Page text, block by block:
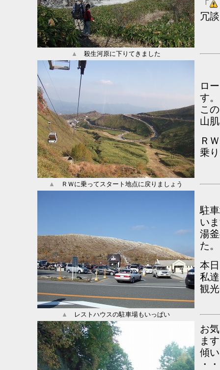
「
冗
▲ 殺生河原に下りてきました
ロ
す。
こ
山
Ｒ
乗
▲ ＲＷに乗ってスタート地点に戻りましょう
駐
い
湯
た。
本
私
観
▲ レストハウスの駐車場もいっぱい
お
ま
傾
・